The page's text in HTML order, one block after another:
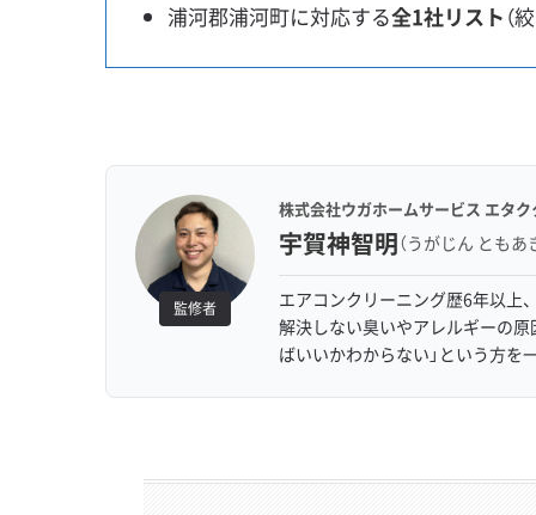
浦河郡浦河町に対応する全1社リスト （
監修者
株式会社ウガホームサービス エタ
宇賀神智明（うがじん ともあ
エアコンクリーニング歴6年以上
解決しない臭いやアレルギーの
ばいいかわからない」という方を